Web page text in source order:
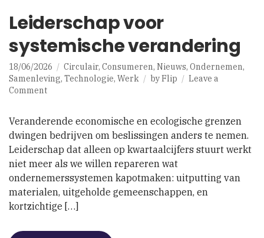
Leiderschap voor
systemische verandering
18/06/2026 Circulair, Consumeren, Nieuws, Ondernemen,
Samenleving, Technologie, Werk byFlip
Leave a
Commenton
systemische
verandering
Veranderende economische en ecologische grenzen
dwingen bedrijven om beslissingen anders te nemen.
Leiderschap dat alleen op kwartaalcijfers stuurt werkt
niet meer als we willen repareren wat
ondernemerssystemen kapotmaken: uitputting van
materialen, uitgeholde gemeenschappen, en
kortzichtige […]